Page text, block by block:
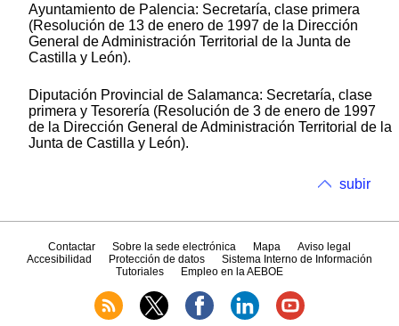
Ayuntamiento de Palencia: Secretaría, clase primera
(Resolución de 13 de enero de 1997 de la Dirección
General de Administración Territorial de la Junta de
Castilla y León).
Diputación Provincial de Salamanca: Secretaría, clase
primera y Tesorería (Resolución de 3 de enero de 1997
de la Dirección General de Administración Territorial de la
Junta de Castilla y León).
subir
Contactar Sobre la sede electrónica Mapa
Aviso legal
Accesibilidad
Protección de datos
Sistema Interno de Información
Tutoriales
Empleo en la AEBOE